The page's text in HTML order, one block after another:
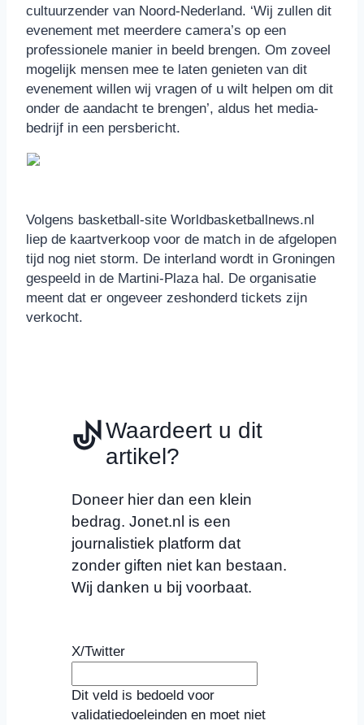
cultuurzender van Noord-Nederland. ‘Wij zullen dit
evenement met meerdere camera’s op een
professionele manier in beeld brengen. Om zoveel
mogelijk mensen mee te laten genieten van dit
evenement willen wij vragen of u wilt helpen om dit
onder de aandacht te brengen’, aldus het media-
bedrijf in een persbericht.
Volgens basketball-site Worldbasketballnews.nl
liep de kaartverkoop voor de match in de afgelopen
tijd nog niet storm. De interland wordt in Groningen
gespeeld in de Martini-Plaza hal. De organisatie
meent dat er ongeveer zeshonderd tickets zijn
verkocht.
Waardeert u dit
artikel?
Doneer hier dan een klein
bedrag. Jonet.nl is een
journalistiek platform dat
zonder giften niet kan bestaan.
Wij danken u bij voorbaat.
X/Twitter
Dit veld is bedoeld voor
validatiedoeleinden en moet niet